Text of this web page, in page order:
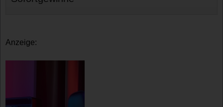
Anzeige: